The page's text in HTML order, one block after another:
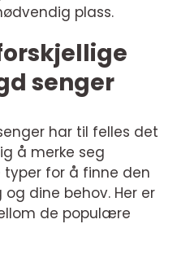
plass.
senger
har til felles det
å merke seg
typer for å finne den
dine behov. Her er
de populære